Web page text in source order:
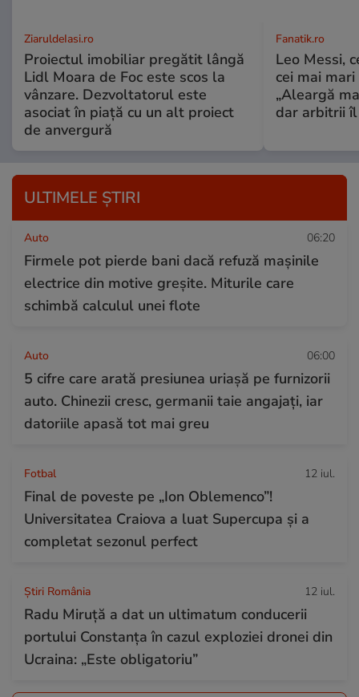
ZiaruldeIasi.ro
Proiectul imobiliar pregătit lângă
Lidl Moara de Foc este scos la
vânzare. Dezvoltatorul este
asociat în piață cu un alt proiect
de anvergură
Fanatik.ro
Leo Messi,
cei mai
„Aleargă
dar arbitrii îl
ULTIMELE ȘTIRI
Auto 06:20
Firmele pot pierde bani dacă refuză mașinile
electrice din motive greșite. Miturile care
schimbă calculul unei flote
Auto 06:00
5 cifre care arată presiunea uriașă pe furnizorii
auto. Chinezii cresc, germanii taie angajați, iar
datoriile apasă tot mai greu
Fotbal 12 iul.
Final de poveste pe „Ion Oblemenco”!
Universitatea Craiova a luat Supercupa și a
completat sezonul perfect
Știri România 12 iul.
Radu Miruță a dat un ultimatum conducerii
portului Constanța în cazul exploziei dronei din
Ucraina: „Este obligatoriu”